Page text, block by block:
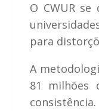
O CWUR
para
A
81 milhões